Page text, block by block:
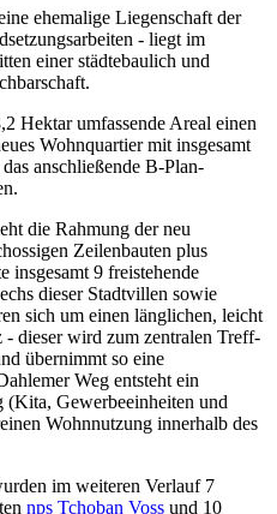
ehemalige Liegenschaft der
- liegt im
einer städtebaulich und
Hektar umfassende Areal einen
Wohnquartier mit insgesamt
anschließende B-Plan-
die Rahmung der neu
Zeilenbauten plus
insgesamt 9 freistehende
dieser Stadtvillen sowie
sich um einen länglichen, leicht
- dieser wird zum zentralen Treff-
übernimmt so eine
Weg entsteht ein
(Kita, Gewerbeeinheiten und
Wohnnutzung innerhalb des
im weiteren Verlauf 7
nps Tchoban Voss und 10